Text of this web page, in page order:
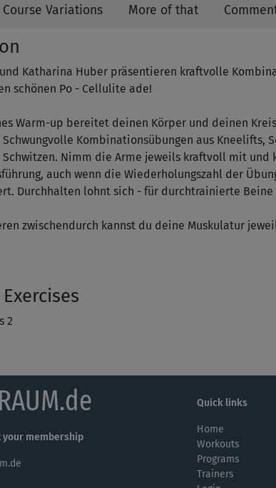
Course Variations More of that
Katharina Huber präsentieren kraftvolle
schönen Po - Cellulite ade!
Warm-up bereitet deinen Körper und deinen
Schwungvolle Kombinationsübungen aus Kneelifts,
Schwitzen. Nimm die Arme jeweils kraftvoll mit
auch wenn die Wiederholungszahl der
Durchhalten lohnt sich - für durchtrainierte Beine
zwischendurch kannst du deine Muskulatur
2
your membership
Quick links
Home
Workouts
Programs
Trainers